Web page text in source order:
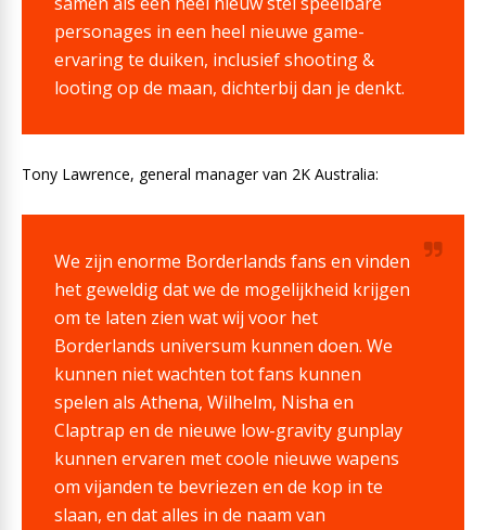
personages in een heel nieuwe game-
ervaring te duiken, inclusief shooting &
looting op de maan, dichterbij dan je denkt.
Tony Lawrence, general manager van 2K Australia:
We zijn enorme Borderlands fans en vinden
het geweldig dat we de mogelijkheid krijgen
om te laten zien wat wij voor het
Borderlands universum kunnen doen. We
kunnen niet wachten tot fans kunnen
spelen als Athena, Wilhelm, Nisha en
Claptrap en de nieuwe low-gravity gunplay
kunnen ervaren met coole nieuwe wapens
om vijanden te bevriezen en de kop in te
slaan, en dat alles in de naam van